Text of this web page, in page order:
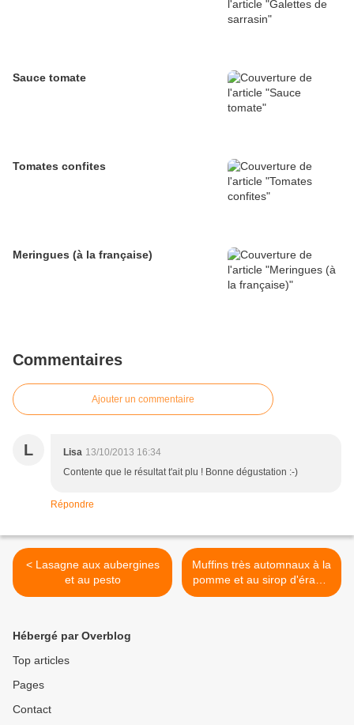
Sauce tomate
Tomates confites
Meringues (à la française)
Commentaires
Ajouter un commentaire
L Lisa 13/10/2013 16:34
Contente que le résultat t'ait plu ! Bonne dégustation :-)
Répondre
< Lasagne aux aubergines
et au pesto
Muffins très automnaux à la
pomme et au sirop d'érable
>
Hébergé par Overblog
Top articles
Pages
Contact